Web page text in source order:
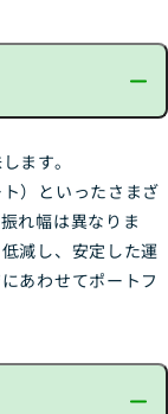
ます。
）といったさまざ
れ幅は異なりま
減し、安定した運
あわせてポートフ